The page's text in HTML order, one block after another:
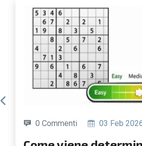
0 Commenti 19 Giu 2025